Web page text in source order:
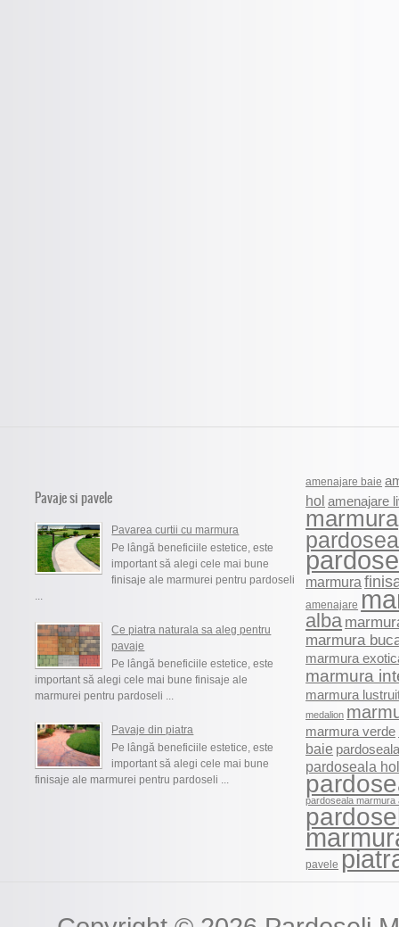
Pavaje si pavele
Pavarea curtii cu marmura
Pe lângă beneficiile estetice, este
important să alegi cele mai bune
finisaje ale marmurei pentru pardoseli
...
Ce piatra naturala sa aleg pentru
pavaje
Pe lângă beneficiile estetice, este
important să alegi cele mai bune finisaje ale
marmurei pentru pardoseli ...
Pavaje din piatra
Pe lângă beneficiile estetice, este
important să alegi cele mai bune
finisaje ale marmurei pentru pardoseli ...
amenajare baie
hol amenajare
marmura
marmura
amenajare
alba
marmura
marmura
marmura
marmura
medalion
marmura verde
baie
pardoseala
pardoseala marmura
pavele